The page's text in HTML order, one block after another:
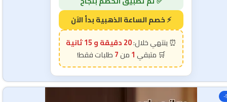
20 دقيقة و 14 ثانية
1
7
-